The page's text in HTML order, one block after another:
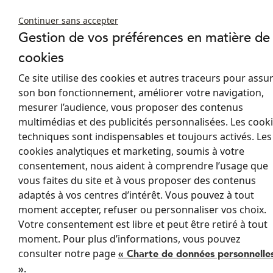
Choisir des stores anti chaleur sous
toiture
Le store anti-chaleur sous toiture s'installe sous les vérandas et les
fenêtres de toit. Ces solutions s'adaptent à différents styles de
jardin d'hiver : véranda tubulaire, victorienne, à toiture épine…
Ces vitrages horizontaux ou pentus peuvent accueillir les stores
bateaux et les stores enrouleurs applicables aux parois verticales.
Les toitures vitrées peuvent également être équipées de vélums
en éventail très esthétiques.
Sous les combles, lieu particulièrement sensible aux variations de
température extérieure et aux effets du rayonnement solaire, il
est essentiel de mettre en place des stores de protection sous
les fenêtres de toit. Ceux-ci prennent le plus souvent la forme de
stores enrouleurs.
Selon la distance qui sépare la main de l'utilisateur de la paroi
vitrée au plafond, il pourra être intéressant de considérer
l'installation d’un système motorisé. Avec un système manuel, si
Continuer sans accepter
Gestion de vos préférences en matière de
cookies
Ce site utilise des cookies et autres traceurs pour
son bon fonctionnement, améliorer votre navigation,
mesurer l’audience, vous proposer des contenus
multimédias et des publicités personnalisées. Les
techniques sont indispensables et toujours activés. Les
cookies analytiques et marketing, soumis à votre
consentement, nous aident à comprendre l’usage que
vous faites du site et à vous proposer des contenus
adaptés à vos centres d’intérêt. Vous pouvez à tout
moment accepter, refuser ou personnaliser vos choix.
Votre consentement est libre et peut être retiré à tout
moment. Pour plus d’informations, vous pouvez
consulter notre page« Charte de données
».